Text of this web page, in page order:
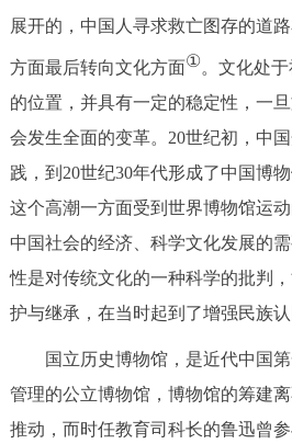
展开的，中国人寻求救亡图存的道
方面最后转向文化方面①。文化处
的位置，并具有一定的稳定性，一
会发生全面的变革。20世纪初，中
践，到20世纪30年代形成了中国博
这个高潮一方面受到世界博物馆运
中国社会的经济、科学文化发展的
性是对传统文化的一种科学的批判
护与继承，在当时起到了增强民族
国立历史博物馆，是近代中国第
管理的公立博物馆，博物馆的筹建
推动，而时任教育司科长的鲁迅曾